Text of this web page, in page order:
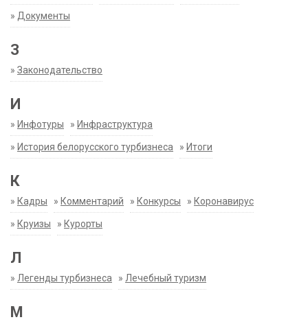
» Документы
З
» Законодательство
И
» Инфотуры » Инфраструктура
» История белорусского турбизнеса » Итоги
К
» Кадры » Комментарий » Конкурсы » Коронавирус
» Круизы » Курорты
Л
» Легенды турбизнеса » Лечебный туризм
М